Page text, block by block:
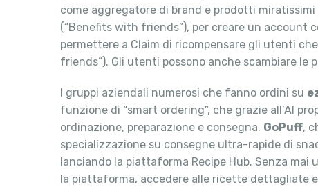
come aggregatore di brand e prodotti
(“Benefits with friends”), per creare un account
permettere a Claim di ricompensare gli utenti
friends”). Gli utenti possono anche scambiare le
I gruppi aziendali numerosi che fanno ordini su
funzione di “smart ordering”, che grazie all’AI
ordinazione, preparazione e consegna. GoPuff,
specializzazione su consegne ultra-rapide di
lanciando la piattaforma Recipe Hub. Senza mai
la piattaforma, accedere alle ricette dettagliate